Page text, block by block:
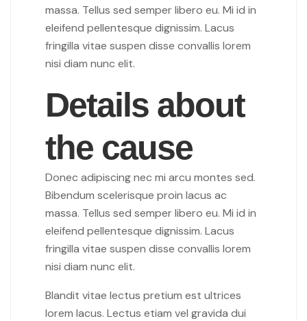
massa. Tellus sed semper libero eu. Mi id in
eleifend pellentesque dignissim. Lacus
fringilla vitae suspen disse convallis lorem
nisi diam nunc elit.
Details about
the cause
Donec adipiscing nec mi arcu montes sed.
Bibendum scelerisque proin lacus ac
massa. Tellus sed semper libero eu. Mi id in
eleifend pellentesque dignissim. Lacus
fringilla vitae suspen disse convallis lorem
nisi diam nunc elit.
Blandit vitae lectus pretium est ultrices
lorem lacus. Lectus etiam vel gravida dui